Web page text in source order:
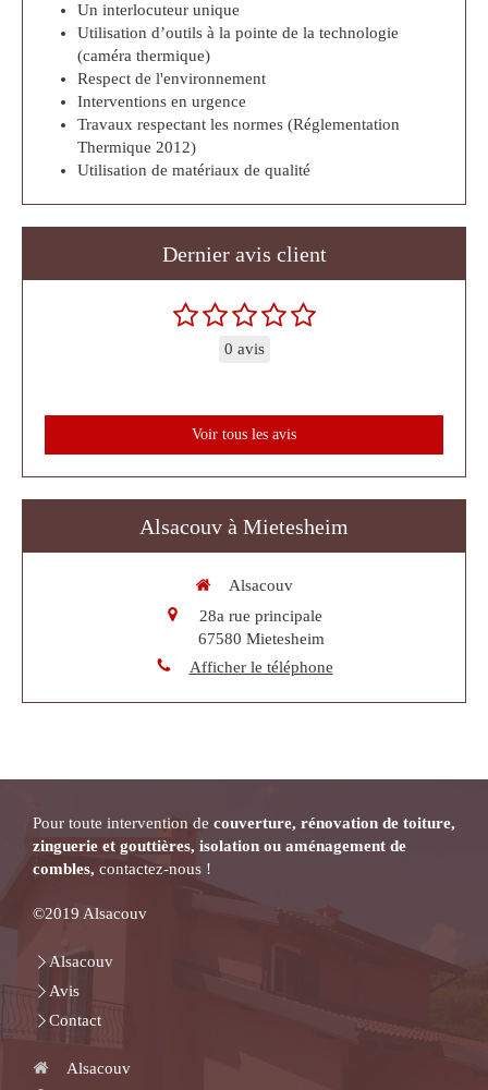
Un interlocuteur unique
Utilisation d’outils à la pointe de la technologie
(caméra thermique)
Respect de l'environnement
Interventions en urgence
Travaux respectant les normes (Réglementation
Thermique 2012)
Utilisation de matériaux de qualité
Dernier avis client
0 avis
Voir tous les avis
Alsacouv à Mietesheim
Alsacouv
28a rue principale
67580 Mietesheim
Afficher le téléphone
Pour toute intervention de couverture, rénovation de toiture,
zinguerie et gouttières, isolation ou aménagement de
combles, contactez-nous !
©2019 Alsacouv
Alsacouv
Avis
Contact
Alsacouv